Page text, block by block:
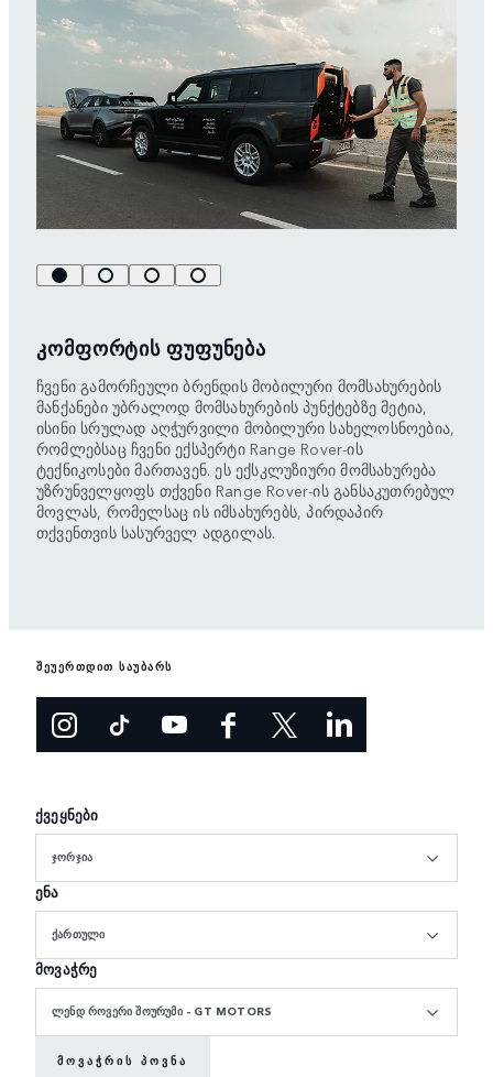
ᲙᲝᲛᲤᲝᲠᲢᲘᲡ ᲤᲣᲤᲣᲜᲔᲑᲐ
ჩვენი გამორჩეული ბრენდის მობილური მომსახურების
მანქანები უბრალოდ მომსახურების პუნქტებზე მეტია,
ისინი სრულად აღჭურვილი მობილური სახელოსნოებია,
რომლებსაც ჩვენი ექსპერტი Range Rover-ის
ტექნიკოსები მართავენ. ეს ექსკლუზიური მომსახურება
უზრუნველყოფს თქვენი Range Rover-ის განსაკუთრებულ
მოვლას, რომელსაც ის იმსახურებს, პირდაპირ
თქვენთვის სასურველ ადგილას.
შეუერთდით საუბარს
ქვეყნები
ᲯᲝᲠᲯᲘᲐ
ენა
ᲥᲐᲠᲗᲣᲚᲘ
მოვაჭრე
ᲚᲔᲜᲓ ᲠᲝᲕᲔᲠᲘ ᲨᲝᲣᲠᲣᲛᲘ - GT MOTORS
ᲛᲝᲕᲐᲭᲠᲘᲡ ᲞᲝᲕᲜᲐ